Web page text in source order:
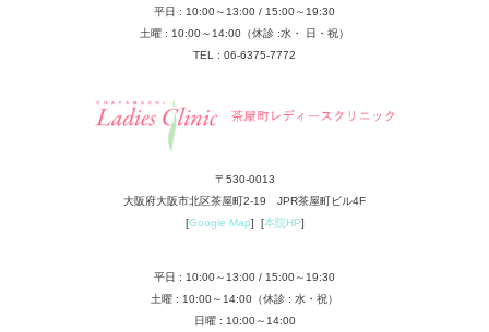
平日 : 10:00～13:00 / 15:00～19:30
土曜 : 10:00～14:00（休診 :水・ 日・祝）
TEL : 06-6375-7772
〒530-0013
大阪府大阪市北区茶屋町2-19 JPR茶屋町ビル4F
[Google Map] [本院HP]
平日 : 10:00～13:00 / 15:00～19:30
土曜 : 10:00～14:00（休診 : 水・祝）
日曜 : 10:00～14:00